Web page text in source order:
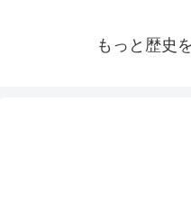
もっと歴史